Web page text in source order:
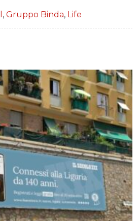
, Gruppo Binda, Life